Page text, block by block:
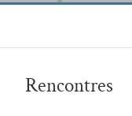
Rencontres